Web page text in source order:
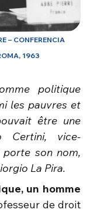
– CONFERENCIA
1963
politique
les pauvres et
être une
Certini, vice-
son nom,
La Pira.
un homme
de droit